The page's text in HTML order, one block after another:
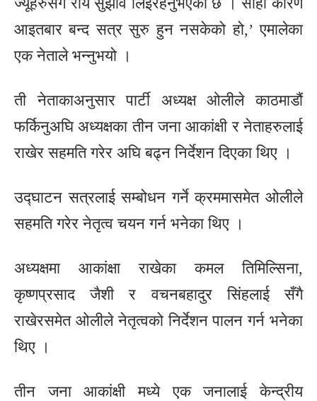
आइतबार बन्द सत्र सुरु हुन नसकेको हो,’ एमालेका
एक नेताले भन्नुभयो ।
ती नेताकाअनुसार पार्टी अध्यक्ष ओलीले काठमाडौं
फर्किनुअघि अध्यक्षका तीन जना आकांक्षी र नेताहरुलाई
राखेर सहमति गरेर अघि बढ्न निर्देशन दिएका थिए ।
उद्घाटन सत्रलाई सम्बोधन गर्ने क्रममासमेत ओलीले
सहमति गरेर नेतृत्व चयन गर्न भनेका थिए ।
अध्यक्षमा आकांक्षा राखेका कमल तिमिल्सिना,
कृष्णप्रसाद जैशी र वचनबहादुर सिंहलाई सँगै
राखेरसमेत ओलीले नेतृत्वको निर्देशन पालन गर्न भनेका
थिए ।
तीन जना आकांक्षी मध्ये एक जनालाई केन्द्रीय